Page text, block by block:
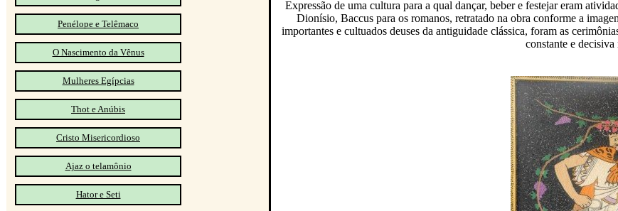
Penélope e Telêmaco
O Nascimento da Vênus
Mulheres Egípcias
Thot e Anúbis
Cristo Misericordioso
Ajaz o telamônio
Hator e Seti
Expressão de uma cultura para a qual dançar, beber e festejar eram
Dionísio, Baccus para os romanos, retratado na obra conforme a
importantes e cultuados deuses da antiguidade clássica, foram as
constante e